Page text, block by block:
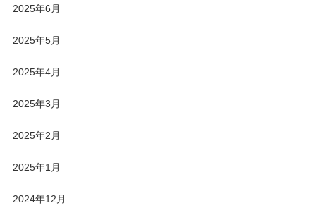
2025年6月
2025年5月
2025年4月
2025年3月
2025年2月
2025年1月
2024年12月